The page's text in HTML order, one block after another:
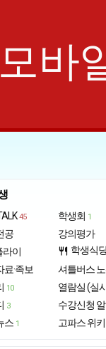
모바
45
공
라이
료·족보
10
3
스 1
학생회 1
강의평가
restaurant 학생식
셔틀버스
열람실 (실
수강신청
고파스 위키